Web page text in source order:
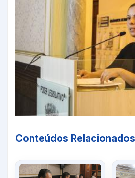
Conteúdos Relacionados